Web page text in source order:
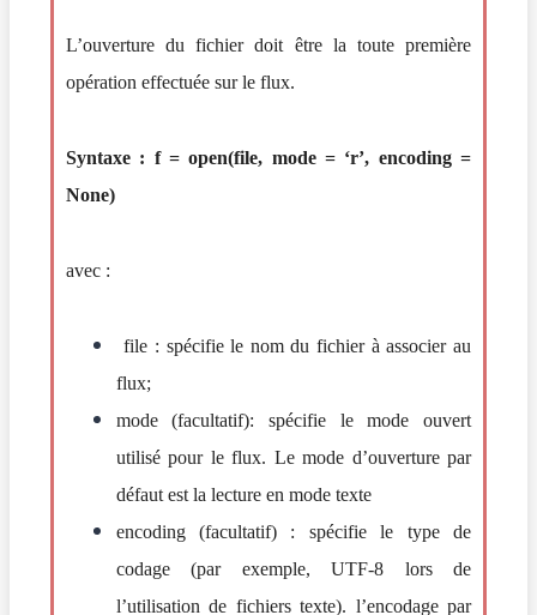
L’ouverture du fichier doit être la toute première
opération effectuée sur le flux.
Syntaxe : f = open(file, mode = ‘r’, encoding =
None)
avec :
file : spécifie le nom du fichier à associer au
flux;
mode(facultatif): spécifie le mode ouvert
utilisé pour le flux. Le mode d’ouverture par
défaut est la lecture en mode texte
encoding (facultatif) : spécifie le type de
codage (par exemple, UTF-8 lors de
l’utilisation de fichiers texte). l’encodage par